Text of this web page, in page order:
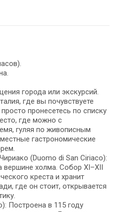
города или экскурсий.
где вы почувствуете
пронесетесь по списку
где можно с
гуляя по живописным
гастрономические
(Duomo di San Ciriaco):
вершине холма. Собор XI–XII
креста и хранит
где он стоит, открывается
Построена в 115 году